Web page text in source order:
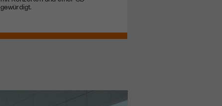
gewürdigt.